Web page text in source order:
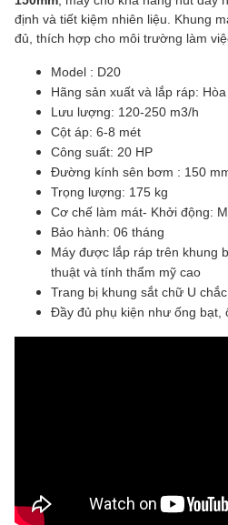
định và tiết kiệm nhiên liệu. Khung
đủ, thích hợp cho môi trường làm
Model : D20
Hãng sản xuất và lắp ráp:
Lưu lượng: 120-250 m3/h
Cột áp: 6-8 mét
Công suất: 20 HP
Đường kính sên bơm : 150
Trọng lượng: 175 kg
Cơ chế làm mát- Khởi động:
Bảo hành: 06 tháng
Máy được lắp ráp trên khung
thuật và tính thẩm mỹ cao
Trang bị khung sắt chữ U
Đầy đủ phụ kiện như ống bạt,